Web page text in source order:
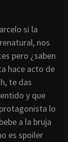
si la
nos
pero ¿saben
hace acto de
te das
y que
lo
a la bruja
es spoiler